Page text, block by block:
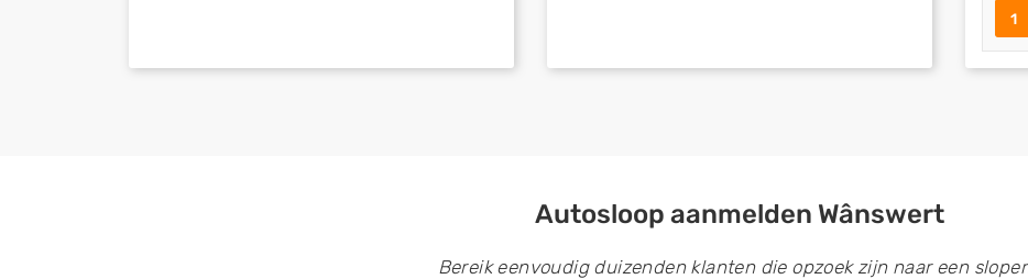
1
Autosloop aanmelden Wânswert
Bereik eenvoudig duizenden klanten die opzoek zijn naar een